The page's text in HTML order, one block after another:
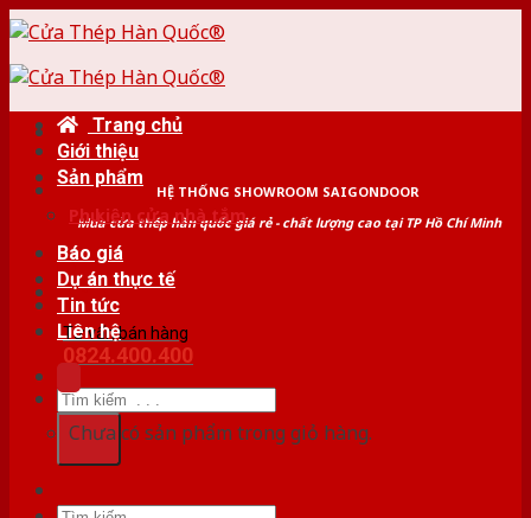
Skip
content
HỆ THỐNG SHOWROOM SAIGONDOOR
Mua cửa thép hàn quốc giá rẻ - chất lượng cao tại TP Hồ Chí Minh
Tư vấn bán hàng
0824.400.400
Tìm
kiếm:
Trang chủ
Giới thiệu
Sản phẩm
Phụ kiện cửa nhà tắm
Báo giá
Dự án thực tế
Tin tức
Liên hệ
Chưa có sản phẩm trong giỏ hàng.